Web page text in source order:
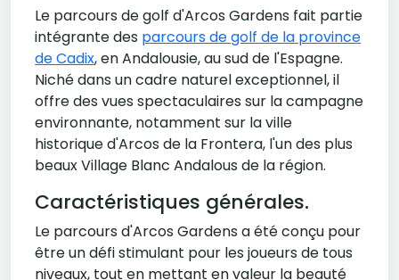
Le parcours de golf d'Arcos Gardens fait partie
intégrante des parcours de golf de la province
de Cadix, en Andalousie, au sud de l'Espagne.
Niché dans un cadre naturel exceptionnel, il
offre des vues spectaculaires sur la campagne
environnante, notamment sur la ville
historique d'Arcos de la Frontera, l'un des plus
beaux Village Blanc Andalous de la région.
Caractéristiques générales.
Le parcours d'Arcos Gardens a été conçu pour
être un défi stimulant pour les joueurs de tous
niveaux, tout en mettant en valeur la beauté